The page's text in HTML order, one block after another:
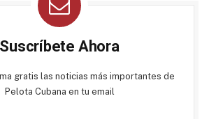
Suscríbete Ahora
gratis las noticias más importantes de
Pelota Cubana en tu email